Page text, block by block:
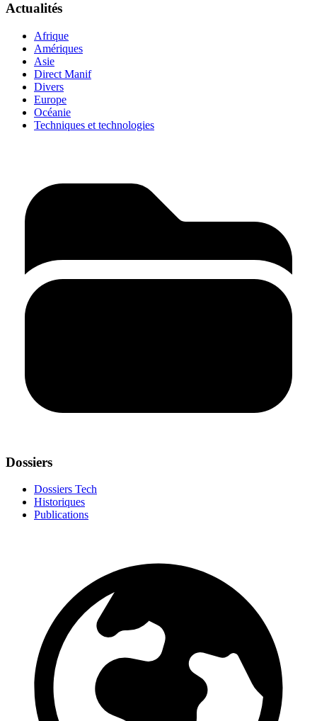
Actualités
Afrique
Amériques
Asie
Direct Manif
Divers
Europe
Océanie
Techniques et technologies
Dossiers
Dossiers Tech
Historiques
Publications